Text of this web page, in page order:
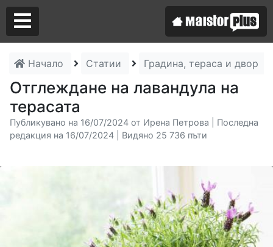
Начало Статии Градина, тераса и двор
Отглеждане на лавандула на
терасата
Публикувано на 16/07/2024 от Ирена Петрова | Последна
редакция на 16/07/2024 | Видяно 25 736 пъти
Аз съм майстор
Търся майстор